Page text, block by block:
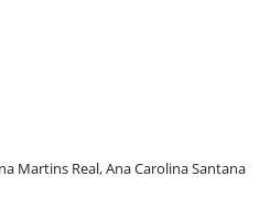
Martins Real, Ana Carolina Santana